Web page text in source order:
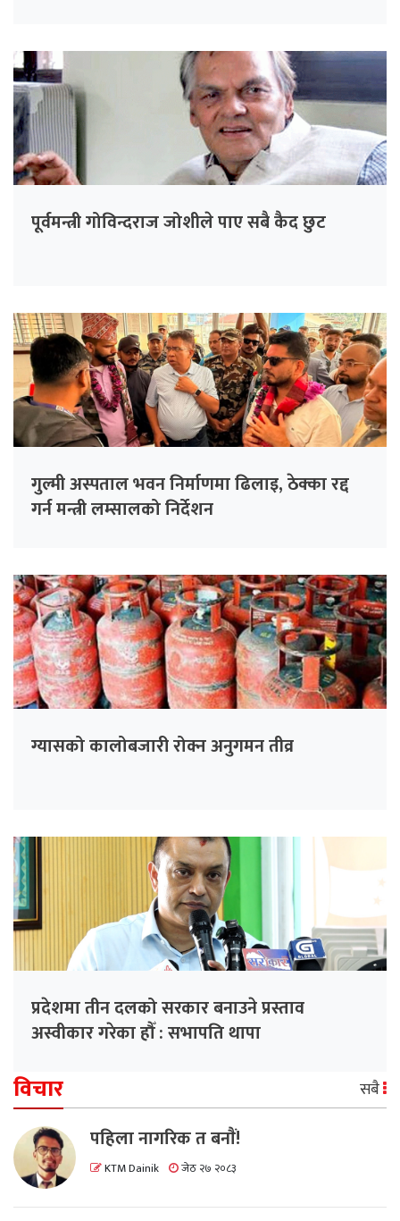
पूर्वमन्त्री गोविन्दराज जोशीले पाए सबै कैद छुट
गुल्मी अस्पताल भवन निर्माणमा ढिलाइ, ठेक्का रद्द
गर्न मन्त्री लम्सालको निर्देशन
ग्यासको कालोबजारी रोक्न अनुगमन तीव्र
प्रदेशमा तीन दलको सरकार बनाउने प्रस्ताव
अस्वीकार गरेका हौँ : सभापति थापा
विचार सबै
पहिला नागरिक त बनाैं!
KTM Dainik जेठ २७ २०८३